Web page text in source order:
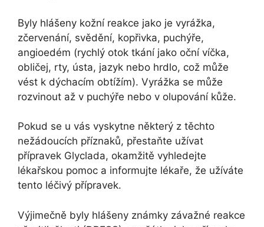
Byly hlášeny kožní reakce jako je vyrážka,
zčervenání, svědění, kopřivka, puchýře,
angioedém (rychlý otok tkání jako oční víčka,
obličej, rty, ústa, jazyk nebo hrdlo, což může
vést k dýchacím obtížím). Vyrážka se může
rozvinout až v puchýře nebo v olupování kůže.
Pokud se u vás vyskytne některý z těchto
nežádoucích příznaků, přestaňte užívat
přípravek Glyclada, okamžitě vyhledejte
lékařskou pomoc a informujte lékaře, že užíváte
tento léčivý přípravek.
Výjimečně byly hlášeny známky závažné reakce